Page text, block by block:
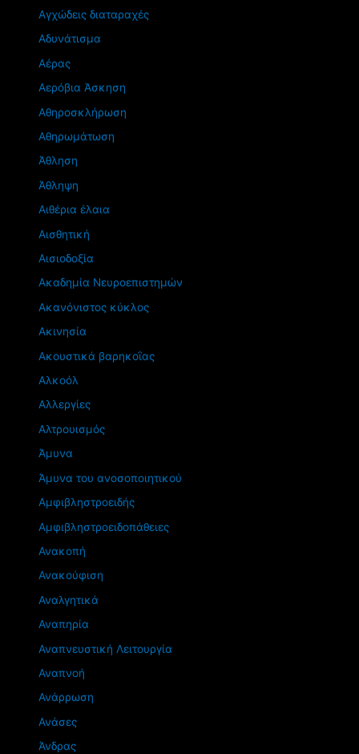
Αγχώδεις διαταραχές
Αδυνάτισμα
Αέρας
Αερόβια Άσκηση
Αθηροσκλήρωση
Αθηρωμάτωση
Άθληση
Άθληψη
Αιθέρια έλαια
Αισθητική
Αισιοδοξία
Ακαδημία Νευροεπιστημών
Ακανόνιστος κύκλος
Ακινησία
Ακουστικά βαρηκοΐας
Αλκοόλ
Αλλεργίες
Αλτρουισμός
Άμυνα
Άμυνα του ανοσοποιητικού
Αμφιβληστροειδής
Αμφιβληστροειδοπάθειες
Ανακοπή
Ανακούφιση
Αναλγητικά
Αναπηρία
Αναπνευστική Λειτουργία
Αναπνοή
Ανάρρωση
Ανάσες
Άνδρας